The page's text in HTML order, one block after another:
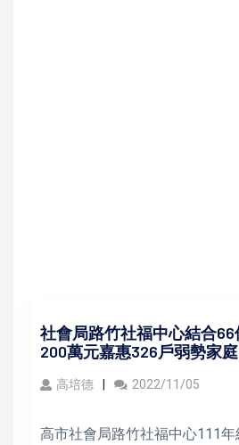
社會局路竹社福中心結合
200萬元嘉惠326戶弱勢家庭
高培德 2022/11/05
高市社會局路竹社福中心111年